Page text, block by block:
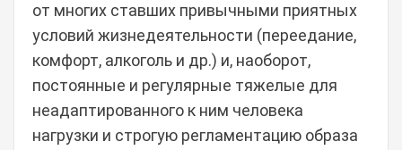
от многих ставших привычными приятных
условий жизнедеятельности (переедание,
комфорт, алкоголь и др.) и, наоборот,
постоянные и регулярные тяжелые для
неадаптированного к ним человека
нагрузки и строгую регламентацию образа